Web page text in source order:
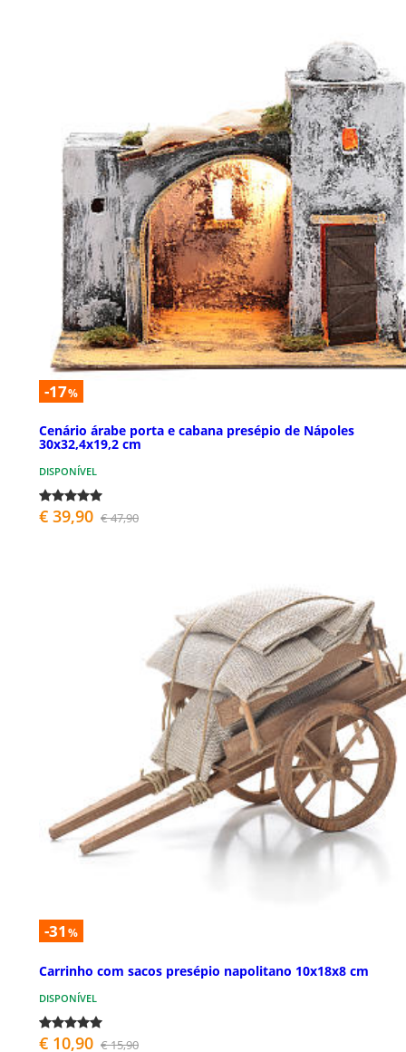
-17%
Cenário árabe porta e cabana presépio de Nápoles
30x32,4x19,2 cm
DISPONÍVEL
€ 39,90 € 47,90
-31 %
Carrinho com sacos presépio napolitano 10x18x8 cm
DISPONÍVEL
€ 10,90 € 15,90